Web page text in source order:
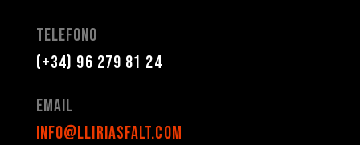
Telefono
(+34) 96 279 81 24
Email
INFO@lliriasfalt.com